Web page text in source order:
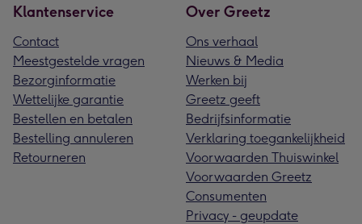
Klantenservice
Contact
Meestgestelde vragen
Bezorginformatie
Wettelijke garantie
Bestellen en betalen
Bestelling annuleren
Retourneren
Over Greetz
Ons verhaal
Nieuws & Media
Werken bij
Greetz geeft
Bedrijfsinformatie
Verklaring toegankelijkheid
Voorwaarden Thuiswinkel
Voorwaarden Greetz
Consumenten
Privacy - geupdate